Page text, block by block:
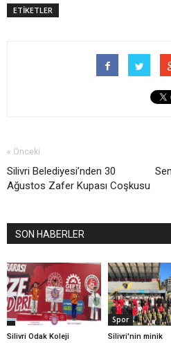
ETİKETLER
« Önceki
Silivri Belediyesi’nden 30
Ağustos Zafer Kupası Coşkusu
SON HABERLER
Silivri Odak Koleji
Spor
Silivri'nin minik